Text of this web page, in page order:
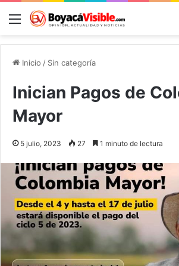
Menú
Inicio / Sin categoría
Inician Pagos de
Mayor
5 julio, 2023 27 1 minuto de lectura